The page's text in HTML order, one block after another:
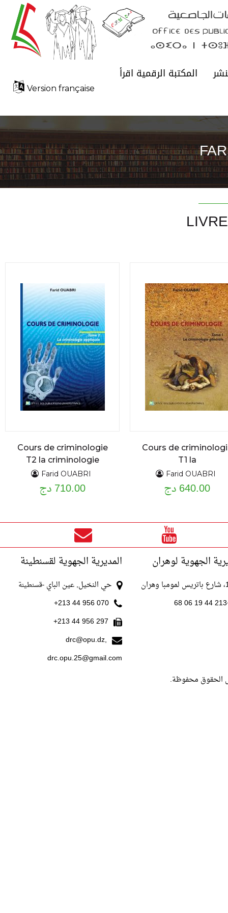
المكتبة الرقمية اقرأ
Version française
Cours de
T1 la
crimincriminologie
générale
Farid OUABRI
640.00 دج
Cours de criminologie
T2 la criminologie
appliquée
Farid OUABRI
710.00 دج
الجهوية لوهران المديرية الجهوية لقسنطينة
حي النخيل, عين الباي -قسنطينة
070 956 44 213+
297 956 44 213+
drc@opu.dz,
drc.opu.25@gmail.com
الحقوق محفوظة.